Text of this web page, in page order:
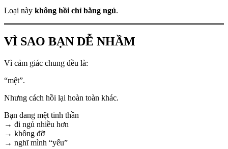
Loại này không hồi chỉ bằng ngủ.
VÌ SAO BẠN DỄ NHẦM
Vì cảm giác chung đều là:
“mệt”.
Nhưng cách hồi lại hoàn toàn khác.
Bạn đang mệt tinh thần
→ đi ngủ nhiều hơn
→ không đỡ
→ nghĩ mình “yếu”